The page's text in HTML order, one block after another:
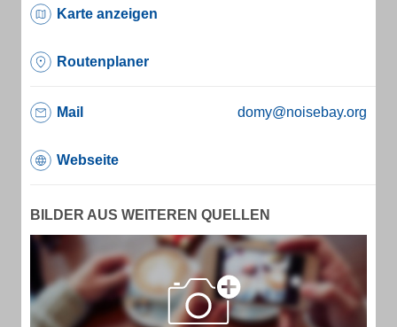
Karte anzeigen
Routenplaner
Mail domy@noisebay.org
Webseite
BILDER AUS WEITEREN QUELLEN